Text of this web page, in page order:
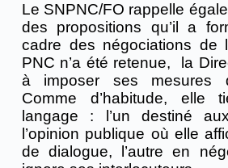
Le SNPNC/FO rappelle
des propositions qu’il a
cadre des négociations de
PNC n’a été retenue, la
à imposer ses mesures
Comme d’habitude, elle
langage : l’un destiné
l’opinion publique où elle
de dialogue, l’autre en